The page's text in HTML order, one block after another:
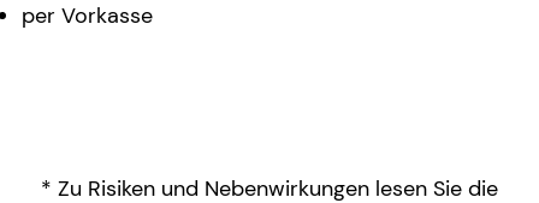
per Vorkasse
* Zu Risiken und Nebenwirkungen lesen Sie die